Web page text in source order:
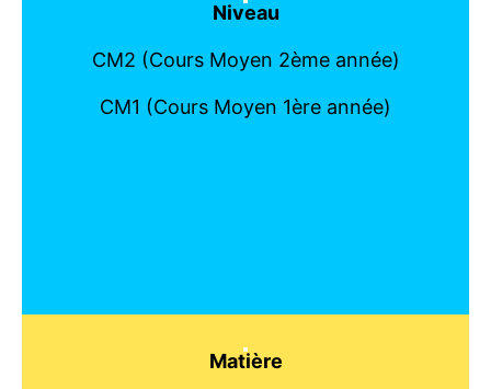
Niveau
CM2 (Cours Moyen 2ème année)
CM1 (Cours Moyen 1ère année)
Matière